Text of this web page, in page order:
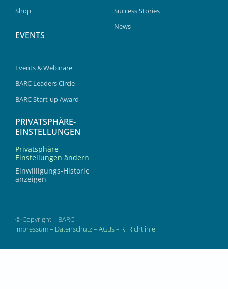
Shop
EVENTS
Events & Webinare
BARC Leaders Circle
BARC Start-up Award
Success Stories
News
PRIVATSPHÄRE-
EINSTELLUNGEN
Privatsphäre
Einstellungen ändern
Einwilligungs-Historie
anzeigen
© Copyright – BARC
Impressum– Datenschutz– AGBs– KI Richtlinie